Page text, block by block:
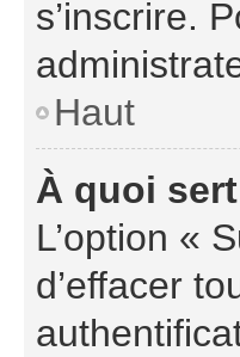
s’inscrire.
Haut
À quoi
L’option «
d’effacer